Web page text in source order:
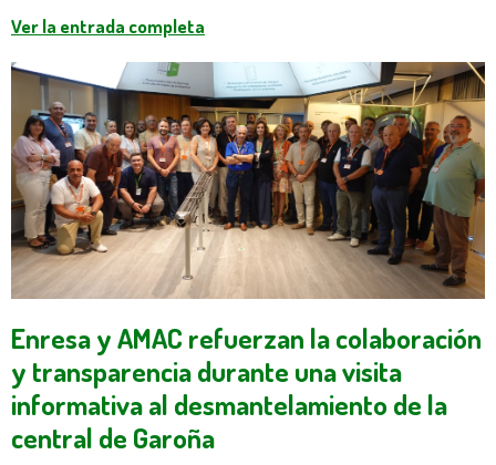
Ver la entrada completa
Enresa y AMAC refuerzan la colaboración
y transparencia durante una visita
informativa al desmantelamiento de la
central de Garoña